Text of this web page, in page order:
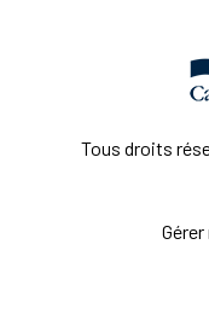
Tous droits